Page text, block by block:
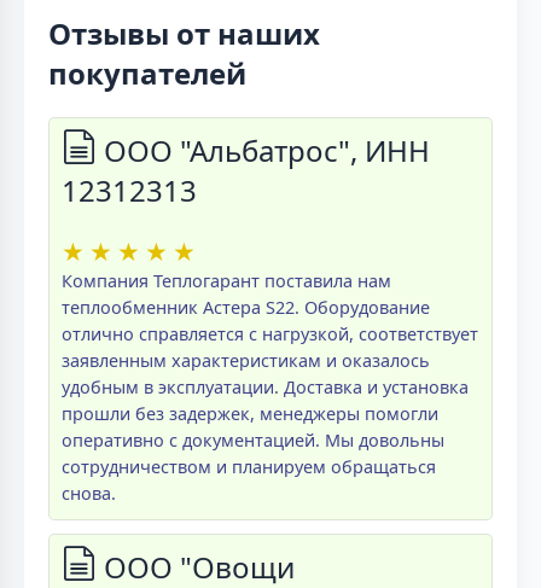
Отзывы от наших
покупателей
ООО "Альбатрос", ИНН
12312313
★ ★ ★ ★ ★
Компания Теплогарант поставила нам
теплообменник Астера S22. Оборудование
отлично справляется с нагрузкой, соответствует
заявленным характеристикам и оказалось
удобным в эксплуатации. Доставка и установка
прошли без задержек, менеджеры помогли
оперативно с документацией. Мы довольны
сотрудничеством и планируем обращаться
снова.
ООО "Овощи